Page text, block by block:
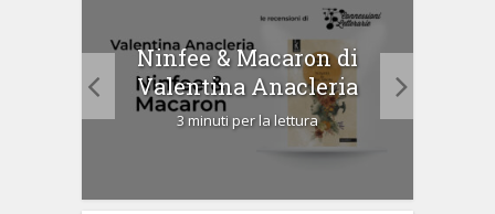
Ninfee & Macaron di
Valentina Anacleria
3 minuti per la lettura